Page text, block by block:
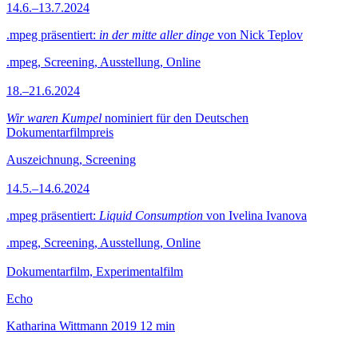
14.6.–13.7.2024
.mpeg präsentiert: in der mitte aller dinge von Nick Teplov
.mpeg, Screening, Ausstellung, Online
18.–21.6.2024
Wir waren Kumpel nominiert für den Deutschen
Dokumentarfilmpreis
Auszeichnung, Screening
14.5.–14.6.2024
.mpeg präsentiert: Liquid Consumption von Ivelina Ivanova
.mpeg, Screening, Ausstellung, Online
Dokumentarfilm, Experimentalfilm
Echo
Katharina Wittmann 2019 12 min